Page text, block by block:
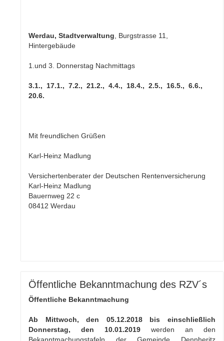
Werdau, Stadtverwaltung , Burgstrasse 11,
Hintergebäude
1.und 3. Donnerstag Nachmittags
3.1., 17.1., 7.2., 21.2., 4.4., 18.4., 2.5., 16.5., 6.6.,
20.6.
Mit freundlichen Grüßen
Karl-Heinz Madlung
Versichertenberater der Deutschen Rentenversicherung
Karl-Heinz Madlung
Bauernweg 22 c
08412 Werdau
Öffentliche Bekanntmachung des RZV´s
Öffentliche Bekanntmachung
Ab Mittwoch, den 05.12.2018bis einschließlich
Donnerstag, den 10.01.2019 werden an den